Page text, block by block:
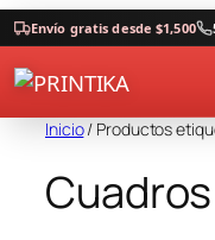
Envío gratis desde $1,500
Inicio/ Productos
Cuadros